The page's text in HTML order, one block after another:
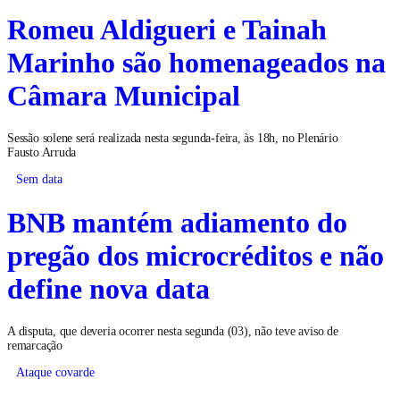
Romeu Aldigueri e Tainah
Marinho são homenageados na
Câmara Municipal
Sessão solene será realizada nesta segunda-feira, às 18h, no Plenário
Fausto Arruda
Sem data
BNB mantém adiamento do
pregão dos microcréditos e não
define nova data
A disputa, que deveria ocorrer nesta segunda (03), não teve aviso de
remarcação
Ataque covarde